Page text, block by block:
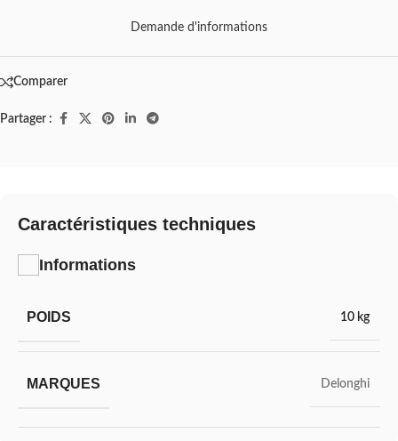
Demande d'informations
Comparer
Partager :
Caractéristiques techniques
Informations
POIDS 10 kg
MARQUES Delonghi